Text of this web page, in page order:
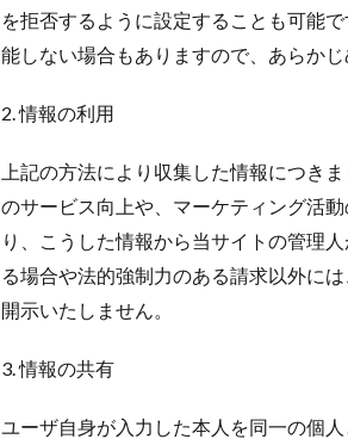
を拒否するように設定することも可能
能しない場合もありますので、あらかじ
2. 情報の利用
上記の方法により収集した情報につき
のサービス向上や、マーケティング活
り、こうした情報から当サイトの管理
る場合や法的強制力のある請求以外に
開示いたしません。
3. 情報の共有
ユーザ自身が入力した本人を同一の個